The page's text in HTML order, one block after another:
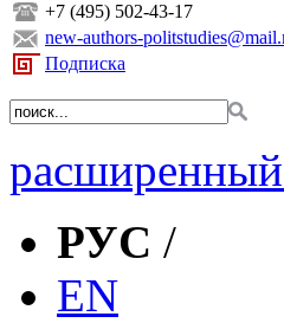
+7 (495) 502-43-17
new-authors-
Подписка
РУС /
EN